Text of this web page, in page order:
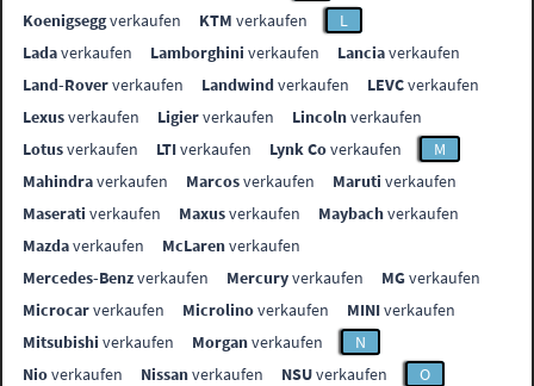
Koenigseggverkaufen KTM verkaufen
L
Ladaverkaufen Lamborghini verkaufen Lanciaverkaufen
Land-Roververkaufen Landwindverkaufen LEVCverkaufen
Lexusverkaufen Ligierverkaufen Lincolnverkaufen
Lotusverkaufen LTIverkaufen Lynk Coverkaufen
M
Mahindraverkaufen Marcosverkaufen Maruti verkaufen
Maserati verkaufen Maxusverkaufen Maybachverkaufen
Mazdaverkaufen McLarenverkaufen
Mercedes-Benzverkaufen Mercuryverkaufen MGverkaufen
Microcarverkaufen Microlinoverkaufen MINIverkaufen
Mitsubishi verkaufen Morganverkaufen
N
Nioverkaufen Nissanverkaufen NSUverkaufen
O